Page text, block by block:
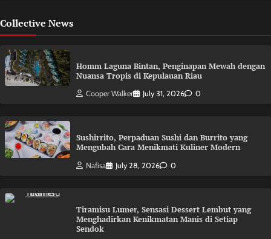
Collective News
Homm Laguna Bintan, Penginapan Mewah dengan
Nuansa Tropis di Kepulauan Riau
Cooper Walker July 31, 2026 0
Sushirrito, Perpaduan Sushi dan Burrito yang
Mengubah Cara Menikmati Kuliner Modern
Nafisa July 28, 2026 0
Tiramisu Lumer, Sensasi Dessert Lembut yang
Menghadirkan Kenikmatan Manis di Setiap
Sendok